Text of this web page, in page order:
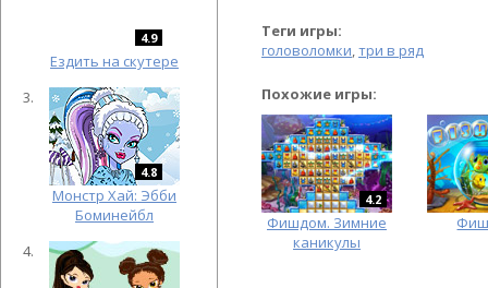
4.9
Ездить на скутере
4.8
Монстр Хай: Эбби
Боминейбл
Теги игры:
головоломки,три в ряд
Похожие игры:
4.2
Фишдом. Зимние
каникулы